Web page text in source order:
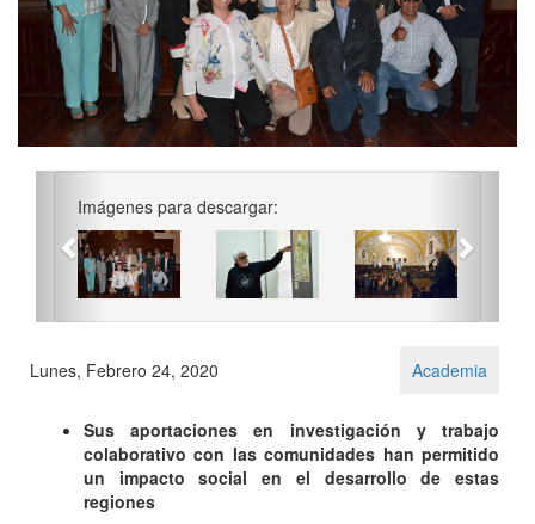
Imágenes para descargar:
Lunes, Febrero 24, 2020 Academia
Sus aportaciones en investigación y trabajo
colaborativo con las comunidades han permitido
un impacto social en el desarrollo de estas
regiones